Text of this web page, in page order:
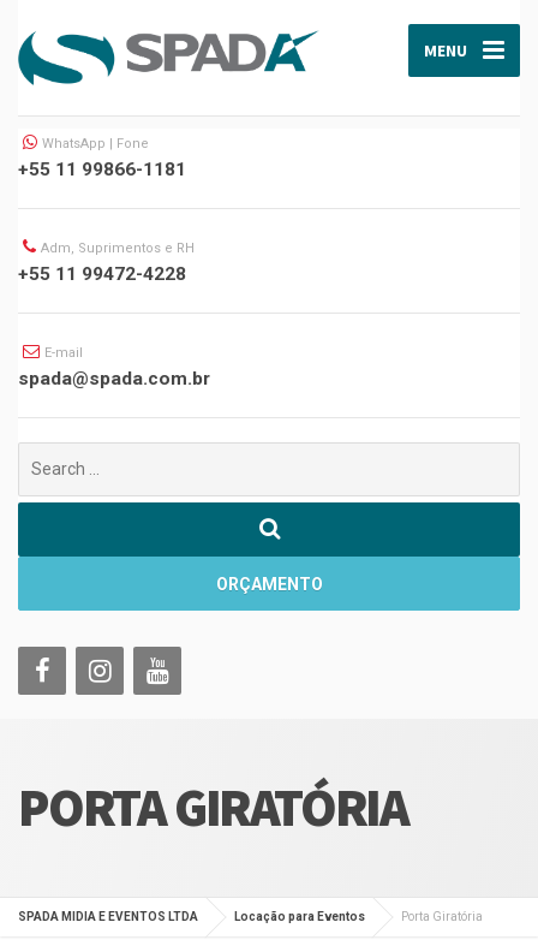
MENU
WhatsApp | Fone
+55 11 99866-1181
Adm, Suprimentos e RH
+55 11 99472-4228
E-mail
spada@spada.com.br
por:
ORÇAMENTO
PORTA GIRATÓRIA
SPADA MIDIA E EVENTOS LTDA Locação para Eventos Porta Giratória